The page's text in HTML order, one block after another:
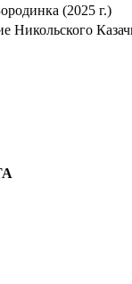
(2025 г.)
Никольского